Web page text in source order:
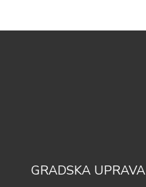
GRADSKA UPRAVA